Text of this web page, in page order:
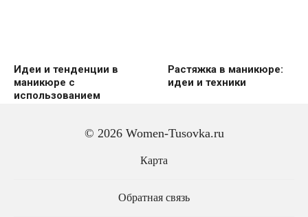
Идеи и тенденции в
маникюре с
использованием
Растяжка в маникюре:
идеи и техники
© 2026 Women-Tusovka.ru
Карта
Обратная связь